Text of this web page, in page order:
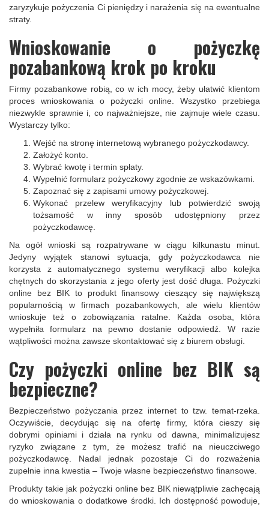
zaryzykuje pożyczenia Ci pieniędzy i narażenia się na ewentualne
straty.
Wnioskowanie o pożyczkę
pozabankową krok po kroku
Firmy pozabankowe robią, co w ich mocy, żeby ułatwić klientom
proces wnioskowania o pożyczki online. Wszystko przebiega
niezwykle sprawnie i, co najważniejsze, nie zajmuje wiele czasu.
Wystarczy tylko:
Wejść na stronę internetową wybranego pożyczkodawcy.
Założyć konto.
Wybrać kwotę i termin spłaty.
Wypełnić formularz pożyczkowy zgodnie ze wskazówkami.
Zapoznać się z zapisami umowy pożyczkowej.
Wykonać przelew weryfikacyjny lub potwierdzić swoją
tożsamość w inny sposób udostępniony przez
pożyczkodawcę.
Na ogół wnioski są rozpatrywane w ciągu kilkunastu minut.
Jedyny wyjątek stanowi sytuacja, gdy pożyczkodawca nie
korzysta z automatycznego systemu weryfikacji albo kolejka
chętnych do skorzystania z jego oferty jest dość długa. Pożyczki
online bez BIK to produkt finansowy cieszący się największą
popularnością w firmach pozabankowych, ale wielu klientów
wnioskuje też o zobowiązania ratalne. Każda osoba, która
wypełniła formularz na pewno dostanie odpowiedź. W razie
wątpliwości można zawsze skontaktować się z biurem obsługi.
Czy pożyczki online bez BIK są
bezpieczne?
Bezpieczeństwo pożyczania przez internet to tzw. temat-rzeka.
Oczywiście, decydując się na ofertę firmy, która cieszy się
dobrymi opiniami i działa na rynku od dawna, minimalizujesz
ryzyko związane z tym, że możesz trafić na nieuczciwego
pożyczkodawcę. Nadal jednak pozostaje Ci do rozważenia
zupełnie inna kwestia – Twoje własne bezpieczeństwo finansowe.
Produkty takie jak pożyczki online bez BIK niewątpliwie zachęcają
do wnioskowania o dodatkowe środki. Ich dostępność powoduje,